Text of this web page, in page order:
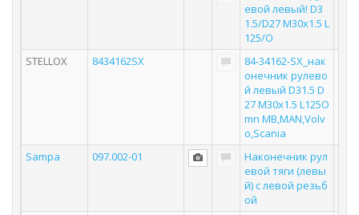
евой левый! D3
1.5/D27 M30x1.5 L
125/O
STELLOX
8434162SX
84-34162-SX_нак
онечник рулево
й левый D31.5 D
27 M30x1.5 L125O
mn MB,MAN,Volv
o,Scania
Sampa
097.002-01
Наконечник рул
евой тяги (левы
й) с левой резьб
ой